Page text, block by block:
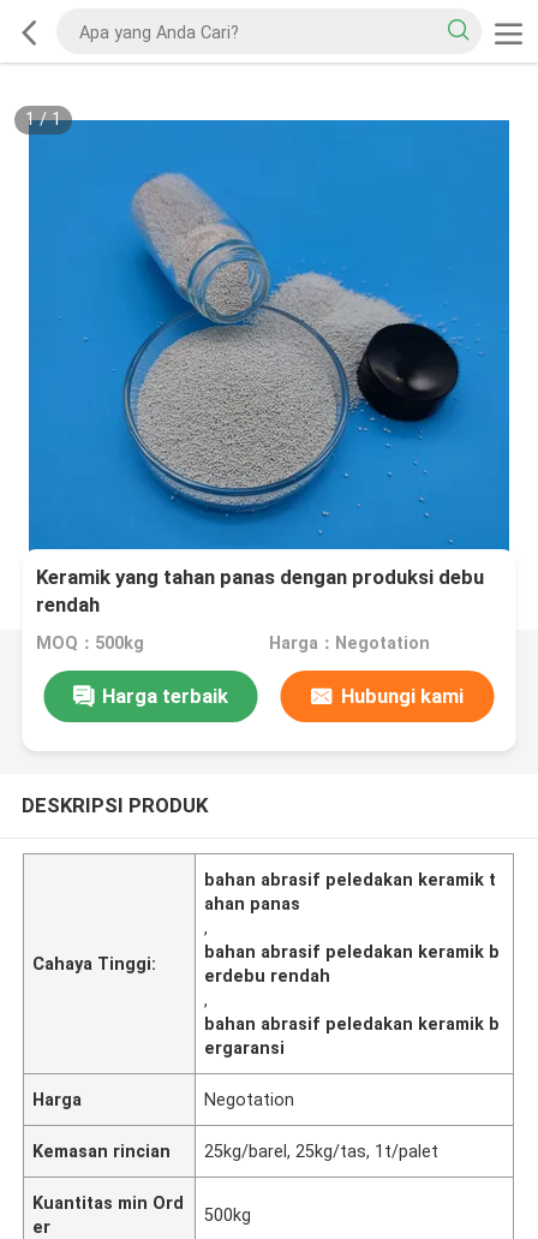
1/1
Keramik yang tahan panas dengan produksi debu
rendah
MOQ：500kg Harga：Negotation
Harga terbaik Hubungi kami
DESKRIPSI PRODUK
Cahaya Tinggi:
bahan abrasif peledakan keramik t
ahan panas
,
bahan abrasif peledakan keramik b
erdebu rendah
,
bahan abrasif peledakan keramik b
ergaransi
Harga Negotation
Kemasan rincian 25kg/barel, 25kg/tas, 1t/palet
Kuantitas min Ord
er
500kg